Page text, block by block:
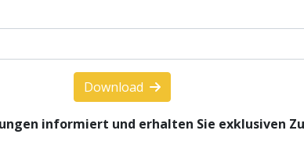
Download
informiert und erhalten Sie exklusiven